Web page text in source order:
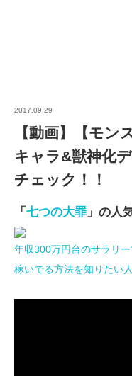
2017.09.29
【動画】【モン
キャラ&獣神化
チェック！！
「 七つの大罪 」の人
年収300万円台のサラリ
稼いでる方法を知りたい